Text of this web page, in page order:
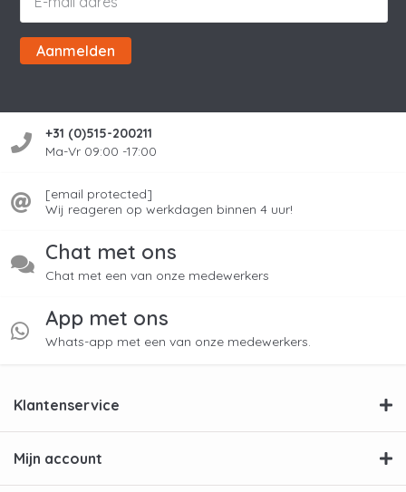
Aanmelden
+31 (0)515-200211
Ma-Vr 09:00 -17:00
[email protected]
Wij reageren op werkdagen binnen 4 uur!
Chat met ons
Chat met een van onze medewerkers
App met ons
Whats-app met een van onze medewerkers.
Klantenservice
Mijn account